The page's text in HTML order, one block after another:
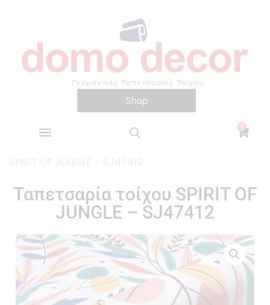
0
Shop​
Ταπετσαρία τοίχου SPIRIT OF
JUNGLE – SJ47412